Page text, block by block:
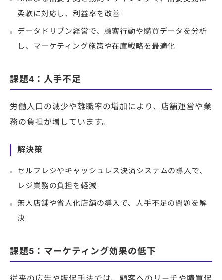
柔軟に対応し、利益率を改善
データドリブン経営で、顧客行動や購買データを分析
し、マーケティング施策や在庫戦略を最適化
課題4：人手不足
労働人口の減少や離職率の増加により、店舗運営や業
務の負担が増しています。
解決策
セルフレジやキャッシュレス決済システムの導入で、
レジ業務の負担を軽減
無人店舗や省人化店舗の導入で、人手不足の問題を解
決
課題5：マーケティング効果の低下